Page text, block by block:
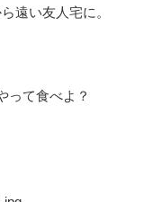
遠い友人宅に。
って食べよ？